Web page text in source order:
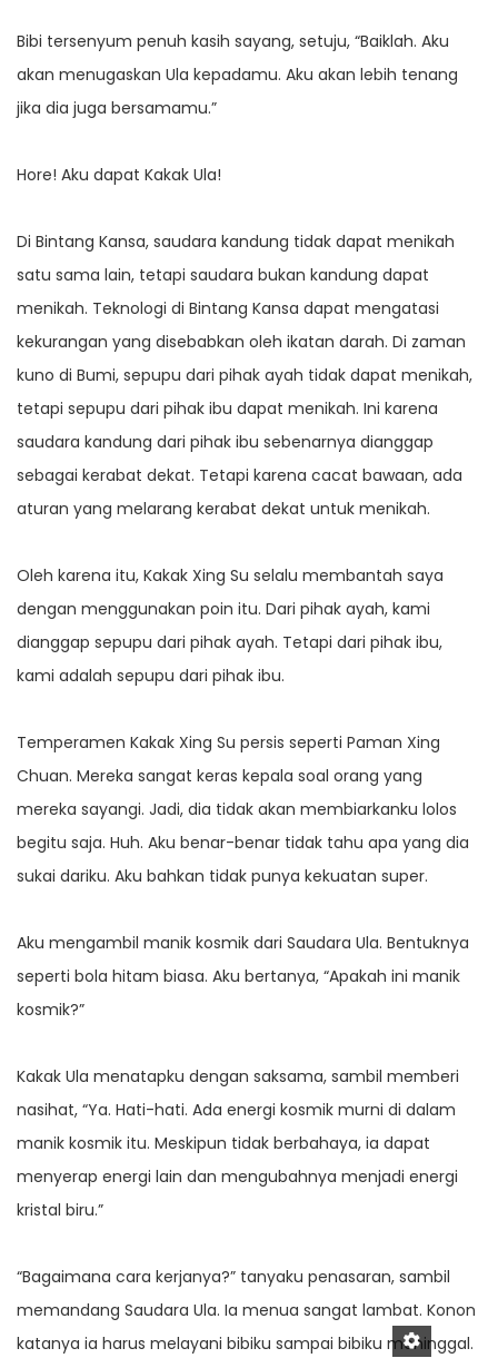
Bibi tersenyum penuh kasih sayang, setuju, “Baiklah. Aku
akan menugaskan Ula kepadamu. Aku akan lebih tenang
jika dia juga bersamamu.”
Hore! Aku dapat Kakak Ula!
Di Bintang Kansa, saudara kandung tidak dapat menikah
satu sama lain, tetapi saudara bukan kandung dapat
menikah. Teknologi di Bintang Kansa dapat mengatasi
kekurangan yang disebabkan oleh ikatan darah. Di zaman
kuno di Bumi, sepupu dari pihak ayah tidak dapat menikah,
tetapi sepupu dari pihak ibu dapat menikah. Ini karena
saudara kandung dari pihak ibu sebenarnya dianggap
sebagai kerabat dekat. Tetapi karena cacat bawaan, ada
aturan yang melarang kerabat dekat untuk menikah.
Oleh karena itu, Kakak Xing Su selalu membantah saya
dengan menggunakan poin itu. Dari pihak ayah, kami
dianggap sepupu dari pihak ayah. Tetapi dari pihak ibu,
kami adalah sepupu dari pihak ibu.
Temperamen Kakak Xing Su persis seperti Paman Xing
Chuan. Mereka sangat keras kepala soal orang yang
mereka sayangi. Jadi, dia tidak akan membiarkanku lolos
begitu saja. Huh. Aku benar-benar tidak tahu apa yang dia
sukai dariku. Aku bahkan tidak punya kekuatan super.
Aku mengambil manik kosmik dari Saudara Ula. Bentuknya
seperti bola hitam biasa. Aku bertanya, “Apakah ini manik
kosmik?”
Kakak Ula menatapku dengan saksama, sambil memberi
nasihat, “Ya. Hati-hati. Ada energi kosmik murni di dalam
manik kosmik itu. Meskipun tidak berbahaya, ia dapat
menyerap energi lain dan mengubahnya menjadi energi
kristal biru.”
“Bagaimana cara kerjanya?” tanyaku penasaran, sambil
memandang Saudara Ula. Ia menua sangat lambat. Konon
katanya ia harus melayani bibiku sampai bibiku meninggal.